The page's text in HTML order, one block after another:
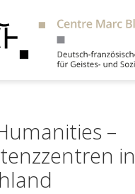
–
in